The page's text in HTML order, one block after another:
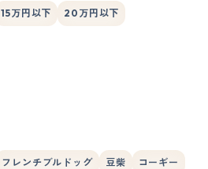
15万円以下 20万円以下
フレンチブルドッグ 豆柴 コーギー